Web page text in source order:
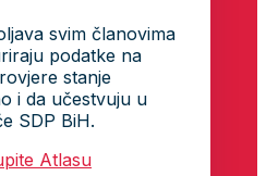
svim članovima
podatke na
stanje
i da učestvuju u
SDP BiH.
Atlasu